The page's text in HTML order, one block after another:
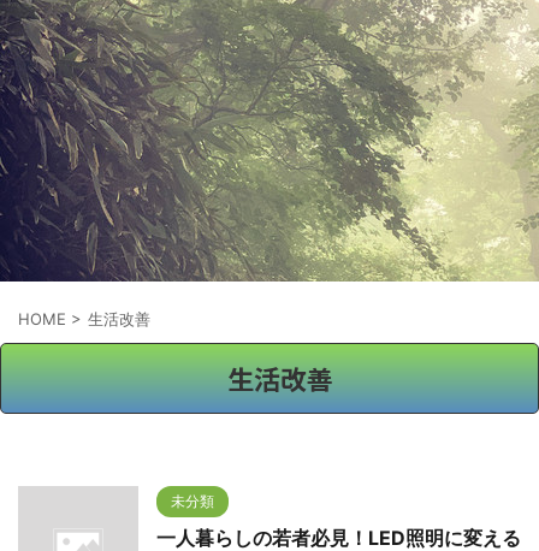
HOME > 生活改善
生活改善
未分類
一人暮らしの若者必見！LED照明に変える